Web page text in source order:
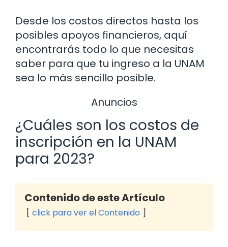
Desde los costos directos hasta los
posibles apoyos financieros, aquí
encontrarás todo lo que necesitas
saber para que tu ingreso a la UNAM
sea lo más sencillo posible.
Anuncios
¿Cuáles son los costos de
inscripción en la UNAM
para 2023?
Contenido de este Artículo
click para ver el Contenido